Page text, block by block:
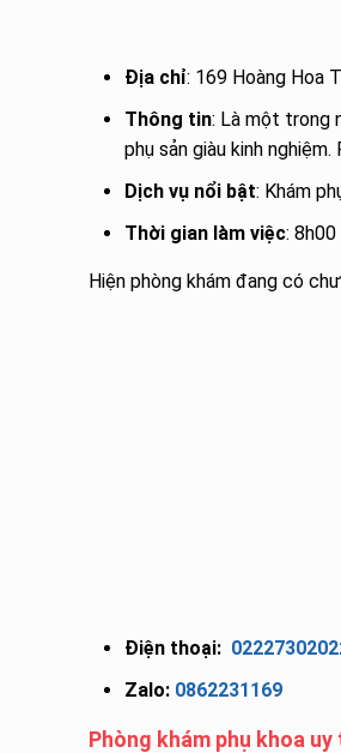
Địa chỉ: 169 Hoàng Hoa
Thông tin: Là một trong
phụ sản giàu kinh
Dịch vụ nổi bật: Khám
Thời gian làm việc:
Hiện phòng khám đang có
Điện thoại:
Zalo: 0862231169
Phòng khám phụ khoa